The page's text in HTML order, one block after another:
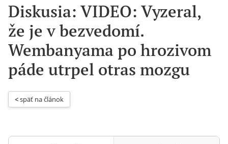
Diskusia: VIDEO: Vyzeral,
že je v bezvedomí.
Wembanyama po hrozivom
páde utrpel otras mozgu
< späť na článok